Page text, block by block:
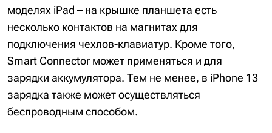
моделях iPad – на крышке планшета есть
несколько контактов на магнитах для
подключения чехлов-клавиатур. Кроме того,
Smart Connector может применяться и для
зарядки аккумулятора. Тем не менее, в iPhone 13
зарядка также может осуществляться
беспроводным способом.